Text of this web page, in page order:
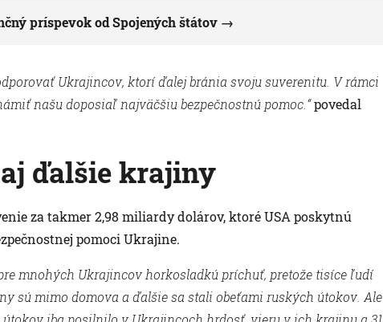
príspevok od Spojených štátov
Ukrajincov, ktorí ďalej bránia svoju suverenitu. V rámci
našu doposiaľ najväčšiu bezpečnostnú pomoc.“povedal
ďalšie krajiny
za takmer 2,98 miliardy dolárov, ktoré USA poskytnú
pomoci Ukrajine.
mnohých Ukrajincov horkosladkú príchuť, pretože tisíce ľudí
sú mimo domova a ďalšie sa stali obeťami ruských útokov. Ale